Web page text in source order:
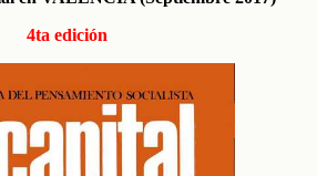
4ta edición